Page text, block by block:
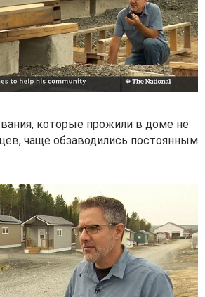
которые прожили в доме не
чаще обзаводились постоянным